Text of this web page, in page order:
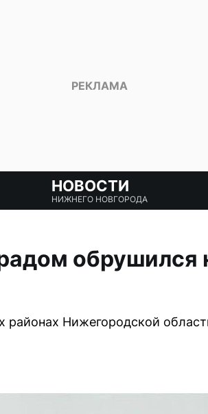
НОВОСТИ
НИЖНЕГО НОВГОРОДА
обрушился
районах Нижегородской